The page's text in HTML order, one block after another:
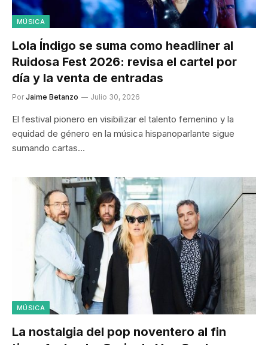
MÚSICA
Lola Índigo se suma como headliner al
Ruidosa Fest 2026: revisa el cartel por
día y la venta de entradas
Por Jaime Betanzo Julio 30, 2026
El festival pionero en visibilizar el talento femenino y la
equidad de género en la música hispanoparlante sigue
sumando cartas…
MÚSICA
La nostalgia del pop noventero al fin